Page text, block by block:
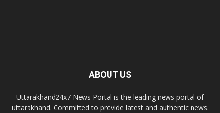
ABOUT US
Uttarakhand24x7 News Portal is the leading news portal of
uttarakhand. Committed to provide latest and authentic news.